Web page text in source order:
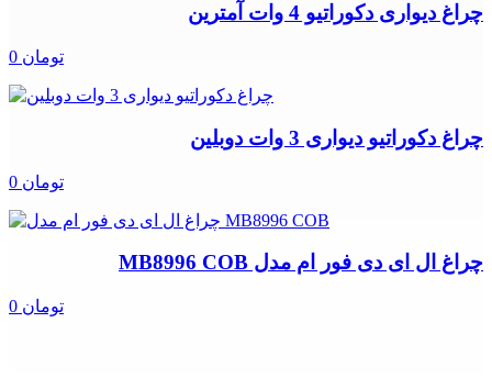
چراغ دیواری دکوراتیو 4 وات آمترین
0 تومان
چراغ دکوراتیو دیواری 3 وات دوبلین
0 تومان
چراغ ال ای دی فور ام مدل MB8996 COB
0 تومان